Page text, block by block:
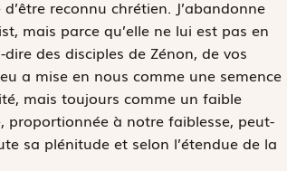
reconnu chrétien. J’abandonne
mais parce qu’elle ne lui est pas en
des disciples de Zénon, de vos
a mise en nous comme une semence
mais toujours comme un faible
proportionnée à notre faiblesse, peut-
sa plénitude et selon l’étendue de la